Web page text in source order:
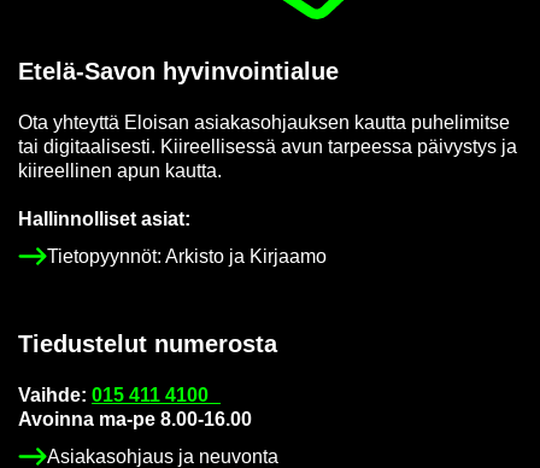
Etelä-​Savon hy­vin­voin­tia­lue
Ota yh­teyt­tä Eloi­san asia­kas­oh­jauk­sen kaut­ta pu­he­li­mit­se
tai di­gi­taa­li­ses­ti. Kii­reel­li­ses­sä avun tar­pees­sa päi­vys­tys ja
kii­reel­li­nen apun kaut­ta.
Hal­lin­nol­li­set asiat:
Tie­to­pyyn­nöt: Ar­kis­to ja Kir­jaa­mo
Tie­dus­te­lut nu­me­ros­ta
Vaih­de: 015 411 4100
Avoin­na ma-pe 8.00-16.00
Asia­kas­oh­jaus ja neu­von­ta